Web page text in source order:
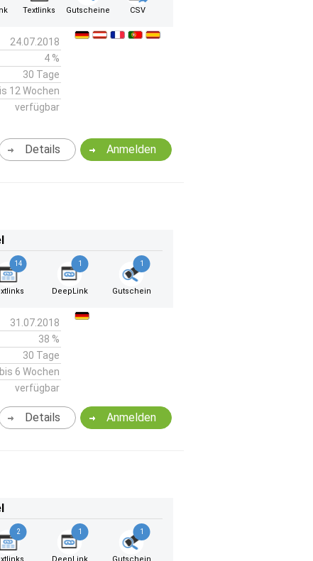
Textlinks Gutscheine CSV
24.07.2018
4 %
30 Tage
12 Wochen
verfügbar
Anmelden
Details
14 1
DeepLink
1
Gutschein
31.07.2018
38 %
30 Tage
bis 6 Wochen
verfügbar
Anmelden
Details
2 1 1